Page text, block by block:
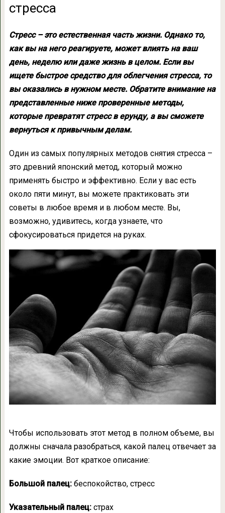
стресса
Стресс – это естественная часть жизни. Однако то,
как вы на него реагируете, может влиять на ваш
день, неделю или даже жизнь в целом. Если вы
ищете быстрое средство для облегчения стресса, то
вы оказались в нужном месте. Обратите внимание на
представленные ниже проверенные методы,
которые превратят стресс в ерунду, а вы сможете
вернуться к привычным делам.
Один из самых популярных методов снятия стресса –
это древний японский метод, который можно
применять быстро и эффективно. Если у вас есть
около пяти минут, вы можете практиковать эти
советы в любое время и в любом месте. Вы,
возможно, удивитесь, когда узнаете, что
сфокусироваться придется на руках.
Чтобы использовать этот метод в полном объеме, вы
должны сначала разобраться, какой палец отвечает за
какие эмоции. Вот краткое описание:
Большой палец:беспокойство, стресс
Указательный палец: страх